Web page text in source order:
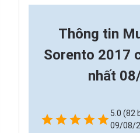
Thông tin
Sorento 2017
nhất
5.0 (82
09/08/